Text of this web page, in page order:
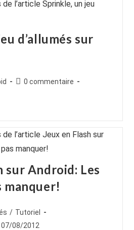
d’allumés sur
Commentaires
0 commentaire
sur Android: Les
manquer!
/ Tutoriel
07/08/2012